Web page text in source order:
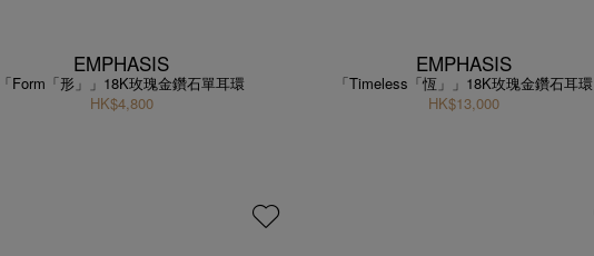
EMPHASIS
「Form「形」」18K玫瑰金鑽石單耳環
HK$4,800
EMPHASIS
「Timeless「恆」」18K玫瑰金鑽石耳環
HK$13,000